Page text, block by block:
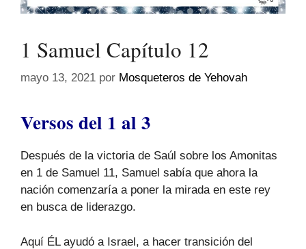
1 Samuel Capítulo 12
mayo 13, 2021 por Mosqueteros de Yehovah
Versos del 1 al 3
Después de la victoria de Saúl sobre los Amonitas
en 1 de Samuel 11, Samuel sabía que ahora la
nación comenzaría a poner la mirada en este rey
en busca de liderazgo.
Aquí ÉL ayudó a Israel, a hacer transición del